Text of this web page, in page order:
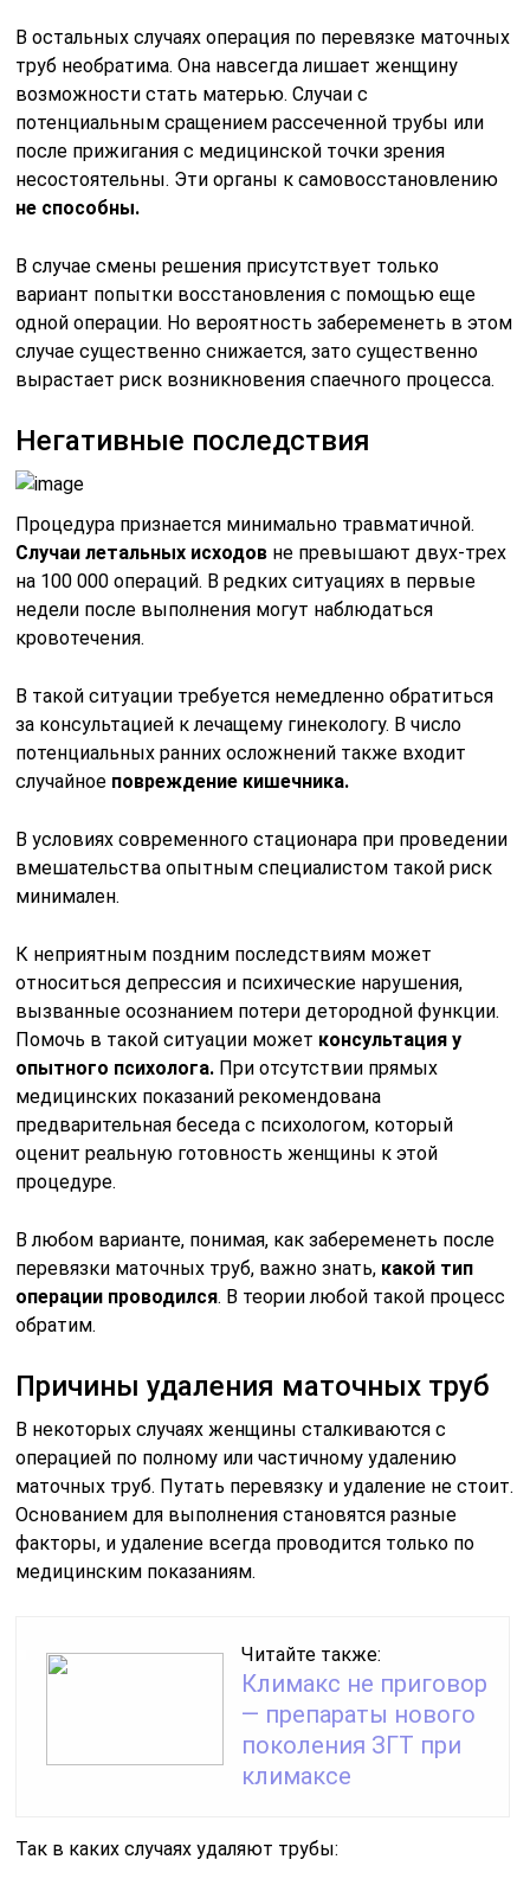
В остальных случаях операция по перевязке маточных
труб необратима. Она навсегда лишает женщину
возможности стать матерью. Случаи с
потенциальным сращением рассеченной трубы или
после прижигания с медицинской точки зрения
несостоятельны. Эти органы к самовосстановлению
не способны.
В случае смены решения присутствует только
вариант попытки восстановления с помощью еще
одной операции. Но вероятность забеременеть в этом
случае существенно снижается, зато существенно
вырастает риск возникновения спаечного процесса.
Негативные последствия
Процедура признается минимально травматичной.
Случаи летальных исходов не превышают двух-трех
на 100 000 операций. В редких ситуациях в первые
недели после выполнения могут наблюдаться
кровотечения.
В такой ситуации требуется немедленно обратиться
за консультацией к лечащему гинекологу. В число
потенциальных ранних осложнений также входит
случайное повреждение кишечника.
В условиях современного стационара при проведении
вмешательства опытным специалистом такой риск
минимален.
К неприятным поздним последствиям может
относиться депрессия и психические нарушения,
вызванные осознанием потери детородной функции.
Помочь в такой ситуации может консультация у
опытного психолога. При отсутствии прямых
медицинских показаний рекомендована
предварительная беседа с психологом, который
оценит реальную готовность женщины к этой
процедуре.
В любом варианте, понимая, как забеременеть после
перевязки маточных труб, важно знать, какой тип
операции проводился. В теории любой такой процесс
обратим.
Причины удаления маточных труб
В некоторых случаях женщины сталкиваются с
операцией по полному или частичному удалению
маточных труб. Путать перевязку и удаление не стоит.
Основанием для выполнения становятся разные
факторы, и удаление всегда проводится только по
медицинским показаниям.
Читайте также:
Климакс не приговор
— препараты нового
поколения ЗГТ при
климаксе
Так в каких случаях удаляют трубы: